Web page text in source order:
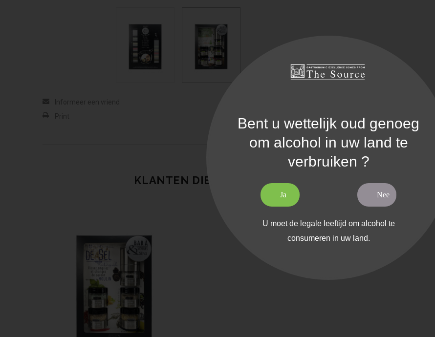
Informeer een vriend
Print
KLANTEN DIE DIT PRODUCT AANGESCHAFT HEBBEN
Bent u wettelijk oud genoeg
om alcohol in uw land te
verbruiken ?
Ja Nee
U moet de legale leeftijd om alcohol te
consumeren in uw land.